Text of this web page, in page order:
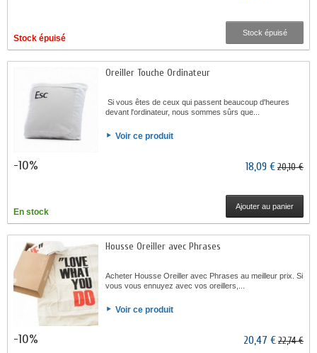
Stock épuisé
Stock épuisé
Oreiller Touche Ordinateur
Si vous êtes de ceux qui passent beaucoup d'heures
devant l'ordinateur, nous sommes sûrs que...
Voir ce produit
-10% 18,09 €20,10 €
En stock
Ajouter au panier
Housse Oreiller avec Phrases
Acheter Housse Oreiller avec Phrases au meilleur prix. Si
vous vous ennuyez avec vos oreillers,...
Voir ce produit
-10% 20,47 €22,74 €